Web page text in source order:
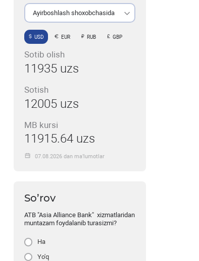
Ayirboshlash shoxobchasida
USD EUR RUB GBP
Sotib olish
11935 uzs
Sotish
12005 uzs
MB kursi
11915.64 uzs
07.08.2026 dan ma’lumotlar
So’rov
ATB "Asia Alliance Bank" xizmatlaridan
muntazam foydalanib turasizmi?
Ha
Yo'q